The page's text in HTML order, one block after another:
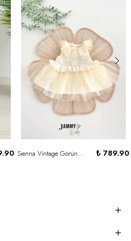
Sienna Vintage Görünümlü Tül Elbise - KREM ₺ 789.90